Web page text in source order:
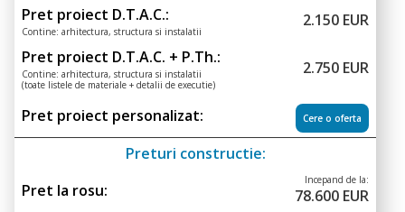
Pret proiect D.T.A.C.:
Contine: arhitectura, structura si instalatii
2.150 EUR
Pret proiect D.T.A.C. + P.Th.:
Contine: arhitectura, structura si instalatii
(toate listele de materiale + detalii de executie)
2.750 EUR
Pret proiect personalizat: Cere o oferta
Preturi constructie:
Pret la rosu:
Incepand de la:
78.600 EUR